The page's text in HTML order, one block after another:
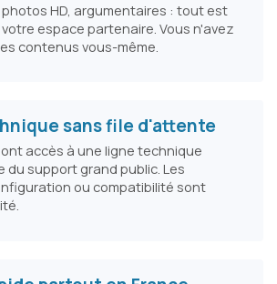
HD, argumentaires : tout est
espace partenaire. Vous n'avez
contenus vous-même.
sans file d'attente
accès à une ligne technique
du support grand public. Les
ou compatibilité sont